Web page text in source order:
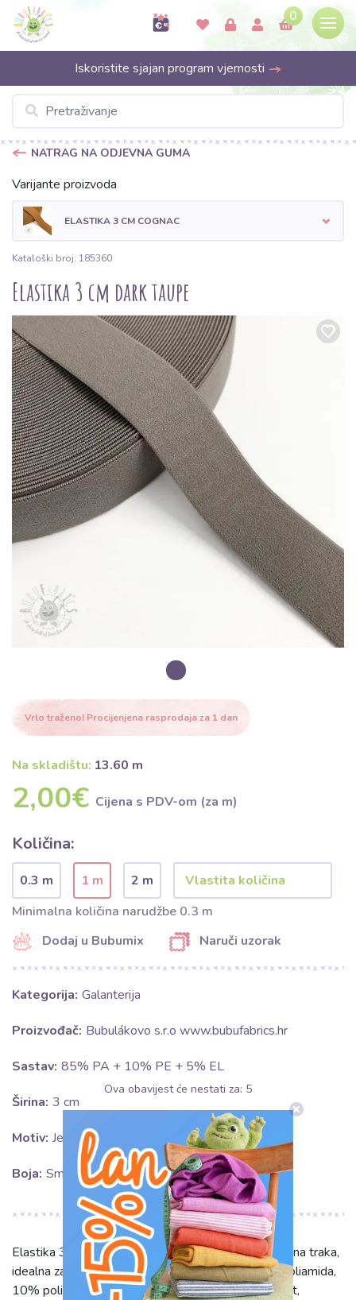
0
Iskoristite sjajan program vjernosti
NATRAG NA ODJEVNA GUMA
Varijante proizvoda
ELASTIKA 3 CM COGNAC
Kataloški broj: 185360
Elastika 3 cm dark taupe
Vrlo traženo! Procijenjena rasprodaja za 1 dan
Na skladištu: 13.60 m
2,00€ Cijena s PDV-om (za m)
Količina:
0.3 m 1 m
2 m
Minimalna količina narudžbe 0.3 m
Dodaj u Bubumix
Naruči uzorak
Kategorija: Galanterija
Proizvođač: Bubulákovo s.r.o www.bubufabrics.hr
Sastav: 85% PA + 10% PE + 5% EL
Širina: 3 cm
Motiv: Jednobojno
Boja: Smeđa
Elastika 3 cm dark taupe je visokokvalitetna elastična traka,
idealna za razne šivaće projekte. Sastav od 85% poliamida,
10% poliestera i 5% elastana jamči iznimnu trajnost,
Ova obavijest će nestati za: 5